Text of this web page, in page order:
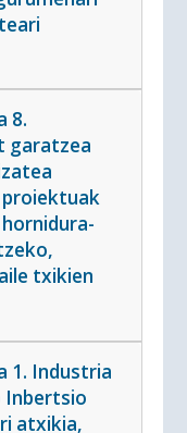
8.
garatzea
txikien
1. Industria
Inbertsio
atxikia,